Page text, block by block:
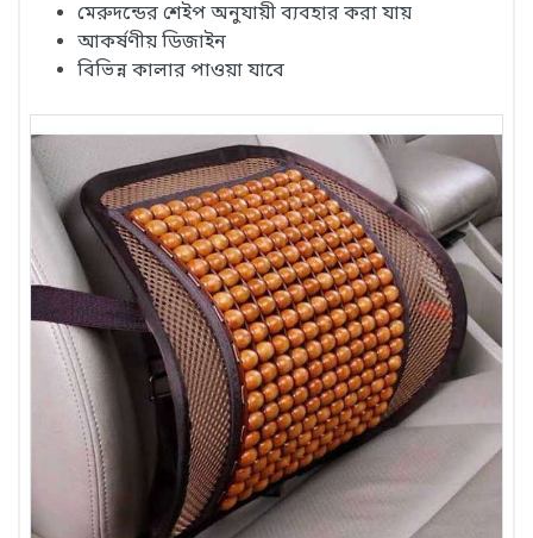
মেরুদন্ডের শেইপ অনুযায়ী ব্যবহার করা যায়
আকর্ষণীয় ডিজাইন
বিভিন্ন কালার পাওয়া যাবে